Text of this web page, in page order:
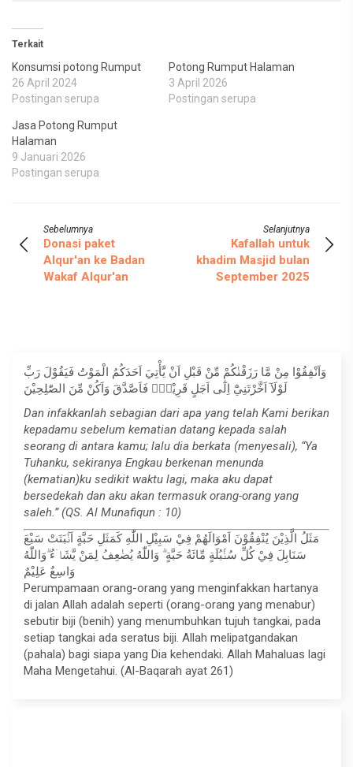
Terkait
Konsumsi potong Rumput
26 April 2024
Postingan serupa
Potong Rumput Halaman
3 April 2026
Postingan serupa
Jasa Potong Rumput
Halaman
9 Januari 2026
Postingan serupa
Sebelumnya
Donasi paket
Alqur'an ke Badan
Wakaf Alqur'an
Selanjutnya
Kafallah untuk
khadim Masjid bulan
September 2025
وَاَنْفِقُوْا مِنْ مَّا رَزَقْنٰكُمْ مِّنْ قَبْلِ اَنْ يَّأْتِيَ اَحَدَكُمُ الْمَوْتُ فَيَقُوْلَ رَبِّ
لَوْلَآ اَخَّرْتَنِيْٓ اِلٰٓى اَجَلٍ قَرِيْبٍۚ فَاَصَّدَّقَ وَاَكُنْ مِّنَ الصّٰلِحِيْنَ
Dan infakkanlah sebagian dari apa yang telah Kami berikan
kepadamu sebelum kematian datang kepada salah
seorang di antara kamu; lalu dia berkata (menyesali), “Ya
Tuhanku, sekiranya Engkau berkenan menunda
(kematian)ku sedikit waktu lagi, maka aku dapat
bersedekah dan aku akan termasuk orang-orang yang
saleh.” (QS. Al Munafiqun : 10)
مَثَلُ الَّذِيْنَ يُنْفِقُوْنَ اَمْوَالَهُمْ فِيْ سَبِيْلِ اللّٰهِ كَمَثَلِ حَبَّةٍ اَنْۢبَتَتْ سَبْعَ
سَنَابِلَ فِيْ كُلِّ سُنْۢبُلَةٍ مِّائَةُ حَبَّةٍ ۗ وَاللّٰهُ يُضٰعِفُ لِمَنْ يَّشَاۤءُ ۗوَاللّٰهُ
وَاسِعٌ عَلِيْمٌ
Perumpamaan orang-orang yang menginfakkan hartanya
di jalan Allah adalah seperti (orang-orang yang menabur)
sebutir biji (benih) yang menumbuhkan tujuh tangkai, pada
setiap tangkai ada seratus biji. Allah melipatgandakan
(pahala) bagi siapa yang Dia kehendaki. Allah Mahaluas lagi
Maha Mengetahui. (Al-Baqarah ayat 261)